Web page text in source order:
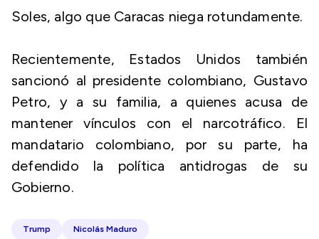
Soles, algo que Caracas niega rotundamente.
Recientemente, Estados Unidos también
sancionó al presidente colombiano, Gustavo
Petro, y a su familia, a quienes acusa de
mantener vínculos con el narcotráfico. El
mandatario colombiano, por su parte, ha
defendido la política antidrogas de su
Gobierno.
Trump Nicolás Maduro